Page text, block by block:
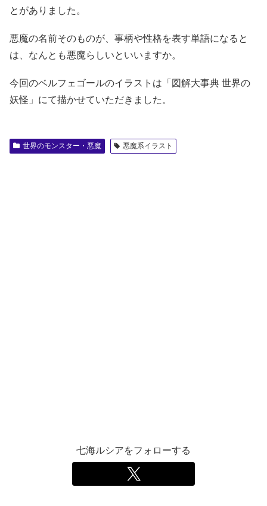
とがありました。
悪魔の名前そのものが、事柄や性格を表す単語になると
は、なんとも悪魔らしいといいますか。
今回のベルフェゴールのイラストは「図解大事典 世界の
妖怪」にて描かせていただきました。
世界のモンスター・悪魔 悪魔系イラスト
七海ルシアをフォローする